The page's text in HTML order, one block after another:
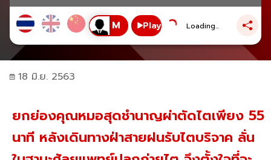
Play Loading...
18 มิ.ย. 2563
ยกย่องคุณหมอสุดชำนาญผ่าตัดไตเพียง 55
นาที หลังเดินทางฝ่าสายฝนรับไตบริจาค ลั่น